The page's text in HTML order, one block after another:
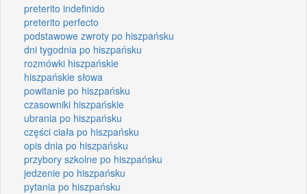
preterito indefinido
preterito perfecto
podstawowe zwroty po hiszpańsku
dni tygodnia po hiszpańsku
rozmówki hiszpańskie
hiszpańskie słowa
powitanie po hiszpańsku
czasowniki hiszpańskie
ubrania po hiszpańsku
części ciała po hiszpańsku
opis dnia po hiszpańsku
przybory szkolne po hiszpańsku
jedzenie po hiszpańsku
pytania po hiszpańsku